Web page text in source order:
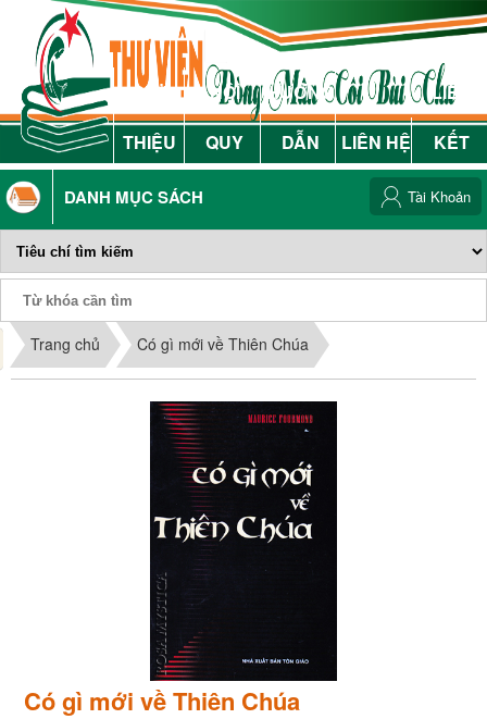
GIỚI
THIỆU
NỘI
QUY
HƯỚNG
DẪN
LIÊN HỆ
LIÊN
KẾT
DANH MỤC SÁCH
Phiếu Sách
Tài Khoản
Trang chủ Có gì mới về Thiên Chúa
Có gì mới về Thiên Chúa